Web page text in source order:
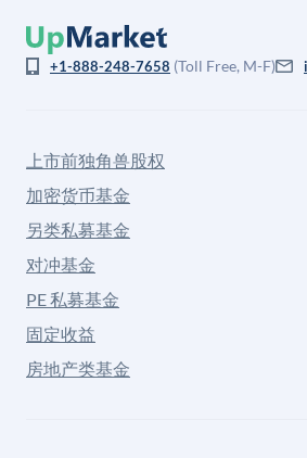
+1-888-248-7658 (Toll Free, M-F)
上市前独角兽股权
加密货币基金
另类私募基金
对冲基金
PE 私募基金
固定收益
房地产类基金